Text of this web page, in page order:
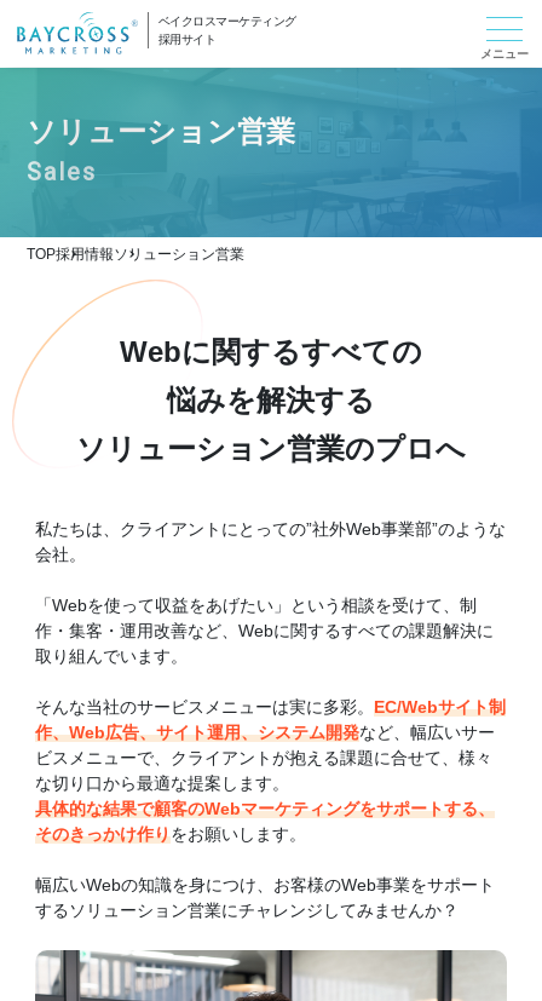
ベイクロスマーケティング
採用サイト
ソリューション営業
TOP採用情報ソリューション営業
Webに関するすべての
悩みを解決する
ソリューション営業のプロへ
私たちは、クライアントにとっての”社外Web事業部”のような
会社。
「Webを使って収益をあげたい」という相談を受けて、制
作・集客・運用改善など、Webに関するすべての課題解決に
取り組んでいます。
そんな当社のサービスメニューは実に多彩。EC/Webサイト制
作、Web広告、サイト運用、システム開発など、幅広いサー
ビスメニューで、クライアントが抱える課題に合せて、様々
な切り口から最適な提案します。
具体的な結果で顧客のWebマーケティングをサポートする、
そのきっかけ作りをお願いします。
幅広いWebの知識を身につけ、お客様のWeb事業をサポート
するソリューション営業にチャレンジしてみませんか？